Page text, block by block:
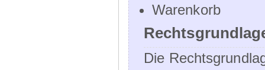
Warenkorb
Die